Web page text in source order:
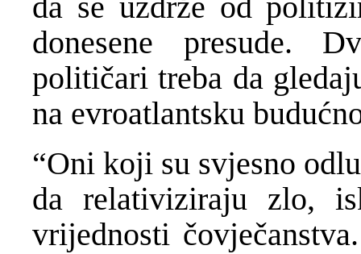
donesene presude.
političari treba da
na evroatlantsku
“Oni koji su svjesno
da relativiziraju zlo,
vrijednosti